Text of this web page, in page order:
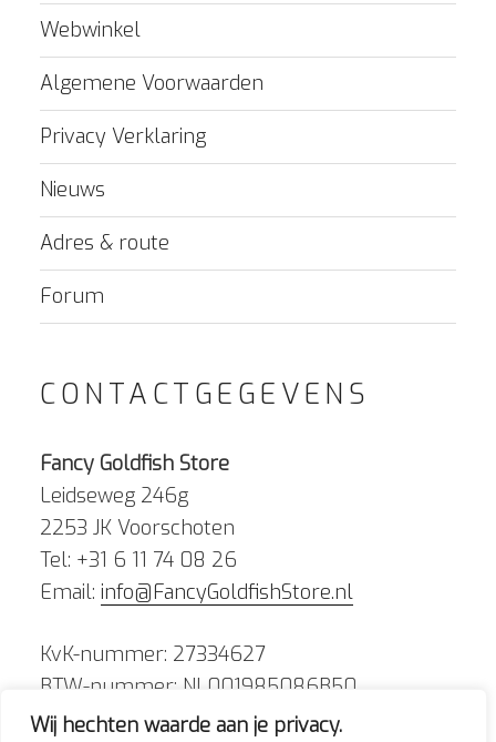
Wij hechten waarde aan je privacy.
Webwinkel
Algemene Voorwaarden
Privacy Verklaring
Nieuws
Adres & route
Forum
CONTACTGEGEVENS
Fancy Goldfish Store
Leidseweg 246g
2253 JK Voorschoten
Tel: +31 6 11 74 08 26
Email: info@FancyGoldfishStore.nl
KvK-nummer: 27334627
BTW-nummer: NL001985086B50